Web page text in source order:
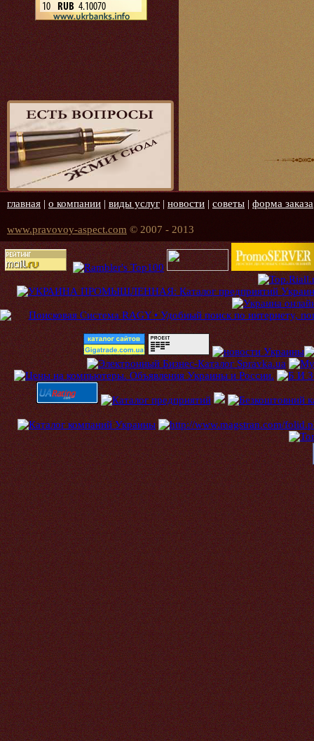
главная | о компании | виды услуг | новости | советы | форма заказа
www.pravovoy-aspect.com © 2007 - 2013